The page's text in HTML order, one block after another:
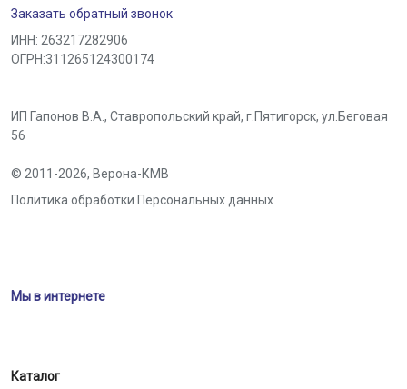
Заказать обратный звонок
ИНН: 263217282906
ОГРН:311265124300174
ИП Гапонов В.А., Ставропольский край, г.Пятигорск, ул.Беговая
56
© 2011-2026, Верона-КМВ
Политика обработки Персональных данных
Мы в интернете
Каталог